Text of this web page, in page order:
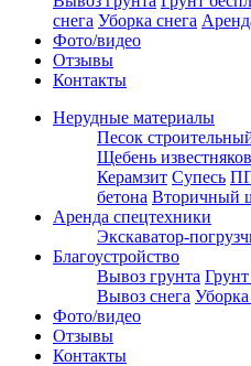
снега Уборка снега
Фото/видео
Отзывы
Контакты
Нерудные материалы
Песок
Щебень
Керамзит Супесь
бетона Вторичный
Аренда спецтехники
Экскаватор-
Благоустройство
Вывоз грунта
Вывоз снега Уборка
Фото/видео
Отзывы
Контакты